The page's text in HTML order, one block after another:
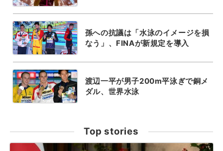
孫への抗議は「水泳のイメージを損
なう」、FINAが新規定を導入
渡辺一平が男子200m平泳ぎで銅メ
ダル、世界水泳
Top stories